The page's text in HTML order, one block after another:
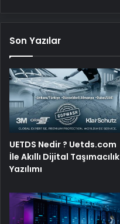
Son Yazılar
UETDS Nedir ? Uetds.com
İle Akıllı Dijital Taşımacılık
Yazılımı